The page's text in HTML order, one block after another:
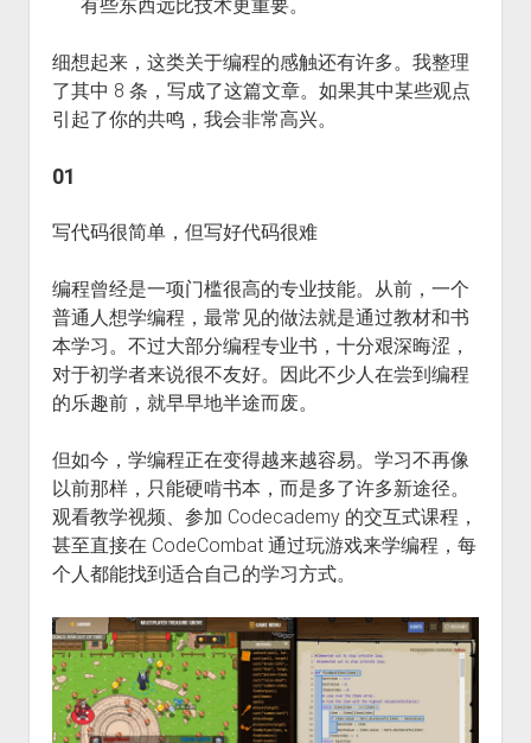
有些东西远比技术更重要。
细想起来，这类关于编程的感触还有许多。我整理
了其中 8 条，写成了这篇文章。如果其中某些观点
引起了你的共鸣，我会非常高兴。
01
写代码很简单，但写好代码很难
编程曾经是一项门槛很高的专业技能。从前，一个
普通人想学编程，最常见的做法就是通过教材和书
本学习。不过大部分编程专业书，十分艰深晦涩，
对于初学者来说很不友好。因此不少人在尝到编程
的乐趣前，就早早地半途而废。
但如今，学编程正在变得越来越容易。学习不再像
以前那样，只能硬啃书本，而是多了许多新途径。
观看教学视频、参加 Codecademy 的交互式课程，
甚至直接在 CodeCombat 通过玩游戏来学编程，每
个人都能找到适合自己的学习方式。